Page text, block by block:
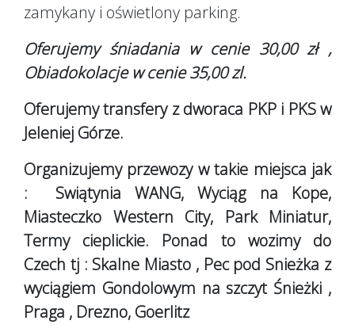
zamykany i oświetlony parking.
Oferujemy śniadania w cenie 30,00 zł ,
Obiadokolacje w cenie 35,00 zl.
Oferujemy transfery z dworaca PKP i PKS w
Jeleniej Górze.
Organizujemy przewozy w takie miejsca jak
: Swiątynia WANG, Wyciąg na Kope,
Miasteczko Western City, Park Miniatur,
Termy cieplickie. Ponad to wozimy do
Czech tj : Skalne Miasto , Pec pod Snieżka z
wyciągiem Gondolowym na szczyt Śnieżki ,
Praga , Drezno, Goerlitz